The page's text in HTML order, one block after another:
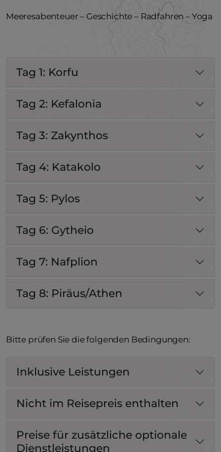
Meeresabenteuer – Geschichte – Radfahren – Yoga
Tag 1: Korfu
Tag 2: Kefalonia
Tag 3: Zakynthos
Tag 4: Katakolo
Tag 5: Pylos
Tag 6: Gytheio
Tag 7: Nafplion
Tag 8: Piräus/Athen
Bitte prüfen Sie die folgenden Bedingungen:
Inklusive Leistungen
Nicht im Reisepreis enthalten
Preise für zusätzliche optionale
Dienstleistungen